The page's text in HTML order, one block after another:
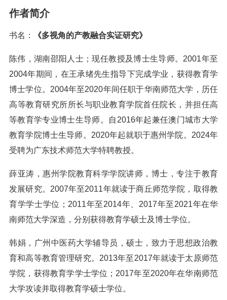
作者简介
书名： 《多视角的产教融合实证研究》
陈伟，湖南邵阳人士；现任教授及博士生导师。2001年至
2004年期间，在王承绪先生指导下完成学业，获得教育学
博士学位。2004年至2020年间任职于华南师范大学，历任
高等教育研究所所长与职业教育学院首任院长，并担任高
等教育学专业博士生导师。自2016年起兼任澳门城市大学
教育学院博士生导师。2020年起就职于惠州学院。2024年
受聘为广东技术师范大学特聘教授。
薛亚涛，惠州学院教育科学学院讲师，博士，专注于教育
发展研究。2007年至2011年就读于商丘师范学院，取得教
育学学士学位；2011年至2014年、2017年至2021年在华
南师范大学深造，分别获得教育学硕士及博士学位。
韩娟，广州中医药大学辅导员，硕士，致力于思想政治教
育和高等教育管理研究。2013年至2017年就读于太原师范
学院，获得教育学学士学位；2017年至2020年在华南师范
大学攻读并取得教育学硕士学位。